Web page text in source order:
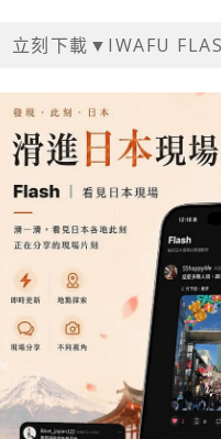
立刻下載▼IWAFU